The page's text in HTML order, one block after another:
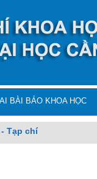
BÀI BÁO KHOA HỌC
Tạp chí